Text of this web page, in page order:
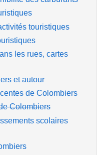
touristiques
les rues, cartes
et autour
de Colombiers
Colombiers
scolaires